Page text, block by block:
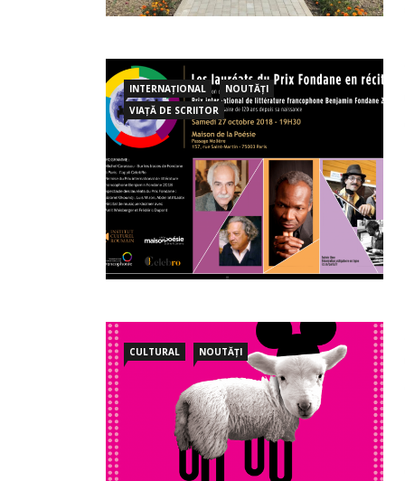
INTERNAȚIONAL
NOUTĂȚI
VIAȚĂ DE SCRIITOR
CULTURAL NOUTĂȚI